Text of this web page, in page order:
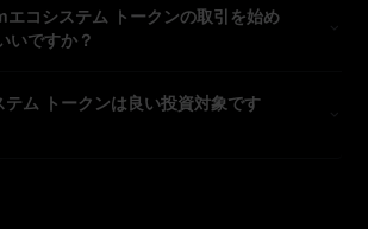
コシステム トークンの取引を始め
いですか？
ム トークンは良い投資対象です